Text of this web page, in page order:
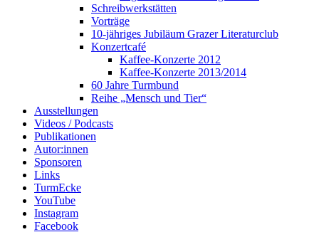
Schreibwerkstätten
Vorträge
10-jähriges Jubiläum Grazer Literaturclub
Konzertcafé
Kaffee-Konzerte 2012
Kaffee-Konzerte 2013/2014
60 Jahre Turmbund
Reihe „Mensch und Tier“
Ausstellungen
Videos / Podcasts
Publikationen
Autor:innen
Sponsoren
Links
TurmEcke
YouTube
Instagram
Facebook